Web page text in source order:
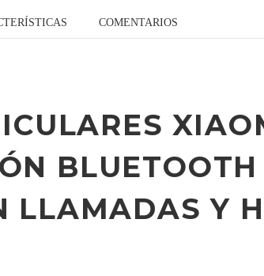
COMENTARIOS
LLAMADAS Y